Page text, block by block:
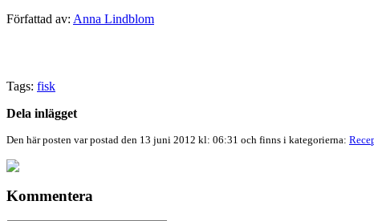
Författad av: Anna Lindblom
Tags: fisk
Dela inlägget
Den här posten var postad den 13 juni 2012 kl: 06:31 och finns i kategorierna:
Kommentera